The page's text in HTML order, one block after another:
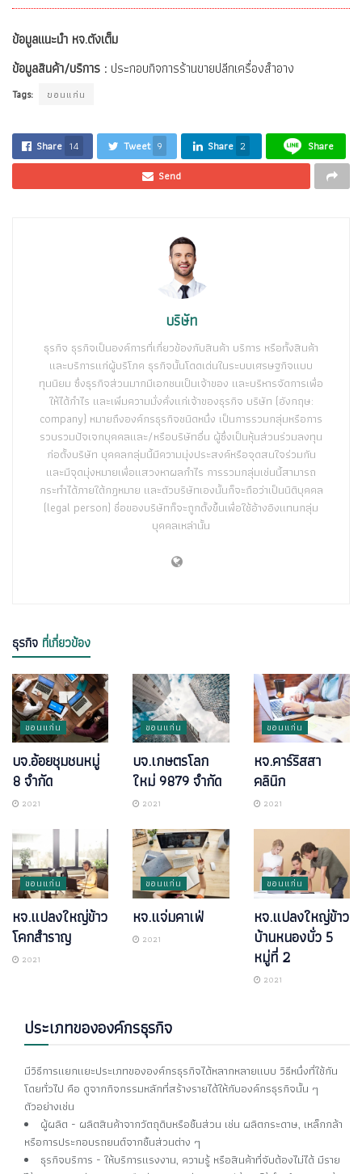
ข้อมูลแนะนำ หจ.ตังเต็ม
ข้อมูลสินค้า/บริการ : ประกอบกิจการร้านขายปลีกเครื่องสำอาง
Tags: ขอนแก่น
Share 14 Tweet 9 Share 2
Share
Send
บริษัท
ธุรกิจ ธุรกิจเป็นองค์การที่เกี่ยวข้องกับสินค้า บริการ หรือทั้งสินค้า
และบริการแก่ผู้บริโภค ธุรกิจนั้นโดดเด่นในระบบเศรษฐกิจแบบ
ทุนนิยม ซึ่งธุรกิจส่วนมากมีเอกชนเป็นเจ้าของ และบริหารจัดการเพื่อ
ให้ได้กำไร และเพิ่มความมั่งคั่งแก่เจ้าของธุรกิจ บริษัท (อังกฤษ:
company) หมายถึงองค์กรธุรกิจชนิดหนึ่ง เป็นการรวมกลุ่มหรือการ
รวบรวมปัจเจกบุคคลและ/หรือบริษัทอื่น ผู้ซึ่งเป็นหุ้นส่วนร่วมลงทุน
ก่อตั้งบริษัท บุคคลกลุ่มนี้มีความมุ่งประสงค์หรือจุดสนใจร่วมกัน
และมีจุดมุ่งหมายเพื่อแสวงหาผลกำไร การรวมกลุ่มเช่นนี้สามารถ
กระทำได้ภายใต้กฎหมาย และตัวบริษัทเองนั้นก็จะถือว่าเป็นนิติบุคคล
(legal person) ชื่อของบริษัทก็จะถูกตั้งขึ้นเพื่อใช้อ้างอิงแทนกลุ่ม
บุคคลเหล่านั้น
ธุรกิจ ที่เกี่ยวข้อง
ขอนแก่น
บจ.อ้อยชุมชนหมู่
8 จำกัด
2021
ขอนแก่น
บจ.เกษตรโลก
ใหม่ 9879 จำกัด
2021
ขอนแก่น
หจ.คาร์ริสสา
คลินิก
2021
ขอนแก่น
หจ.แปลงใหญ่ข้าว
โคกสำราญ
2021
ขอนแก่น
หจ.แจ่มคาเฟ่
2021
ขอนแก่น
หจ.แปลงใหญ่ข้าว
บ้านหนองบั่ว 5
หมู่ที่ 2
2021
ประเภทขององค์กรธุรกิจ
มีวิธีการแยกแยะประเภทขององค์กรธุรกิจได้หลากหลายแบบ วิธีหนึ่งที่ใช้กัน
โดยทั่วไป คือ ดูจากกิจกรรมหลักที่สร้างรายได้ให้กับองค์กรธุรกิจนั้น ๆ
ตัวอย่างเช่น
ผู้ผลิต - ผลิตสินค้าจากวัตถุดิบหรือชิ้นส่วน เช่น ผลิตกระดาษ, เหล็กกล้า
หรือการประกอบรถยนต์จากชิ้นส่วนต่าง ๆ
ธุรกิจบริการ - ให้บริการแรงงาน, ความรู้ หรือสินค้าที่จับต้องไม่ได้ มีราย